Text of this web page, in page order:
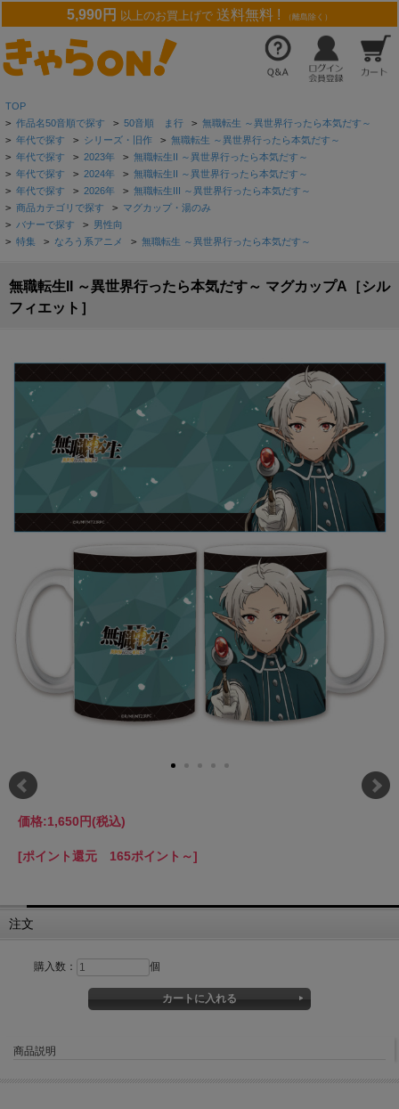
5,990円 以上のお買上げで 送料無料 ! （離島除く）
TOP
> 作品名50音順で探す > 50音順 ま行 > 無職転生 ～異世界行ったら本気だす～
> 年代で探す > シリーズ・旧作 > 無職転生 ～異世界行ったら本気だす～
> 年代で探す > 2023年 > 無職転生II ～異世界行ったら本気だす～
> 年代で探す > 2024年 > 無職転生II ～異世界行ったら本気だす～
> 年代で探す > 2026年 > 無職転生III ～異世界行ったら本気だす～
> 商品カテゴリで探す > マグカップ・湯のみ
> バナーで探す > 男性向
> 特集 > なろう系アニメ > 無職転生 ～異世界行ったら本気だす～
無職転生II ～異世界行ったら本気だす～ マグカップA［シル
フィエット］
価格:1,650円(税込)
[ポイント還元 165ポイント～]
注文
購入数： 個
商品説明